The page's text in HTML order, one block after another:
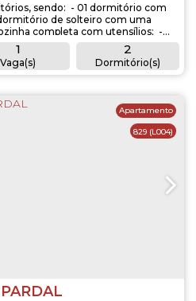
2
Dormitório(s)
1
1
Vaga(s)
01 dormitório com
-
Acomodação para 04 pessoas; - 01 vaga de garagem...
829 (L004)
Apartamento